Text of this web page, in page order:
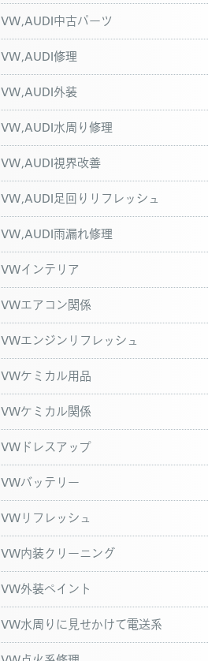
VW,AUDI中古パーツ
VW,AUDI修理
VW,AUDI外装
VW,AUDI水周り修理
VW,AUDI視界改善
VW,AUDI足回りリフレッシュ
VW,AUDI雨漏れ修理
VWインテリア
VWエアコン関係
VWエンジンリフレッシュ
VWケミカル用品
VWケミカル関係
VWドレスアップ
VWバッテリー
VWリフレッシュ
VW内装クリーニング
VW外装ペイント
VW水周りに見せかけて電送系